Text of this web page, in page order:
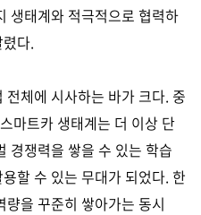
생태계와 적극적으로 협력하
다.
체에 시사하는 바가 크다. 중
마트카 생태계는 더 이상 단
경쟁력을 쌓을 수 있는 학습
할 수 있는 무대가 되었다. 한
을 꾸준히 쌓아가는 동시